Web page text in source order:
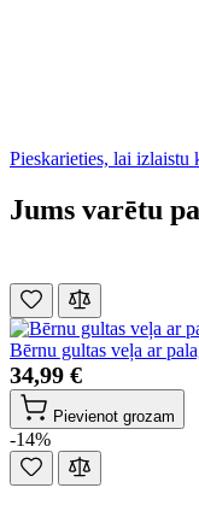
Pieskarieties, lai izlaistu
Jums varētu
Bērnu gultas veļa ar
34,99 €
Pievienot grozam
-14%